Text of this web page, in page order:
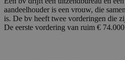
aandeelhouder is een vrouw, die
is. De bv heeft twee vorderingen die
De eerste vordering van ruim €